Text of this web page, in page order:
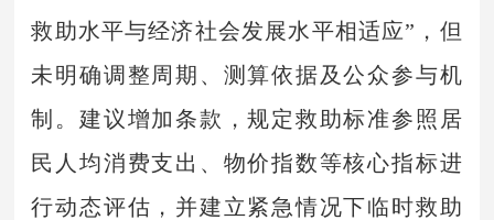
救助水平与经济社会发展水平相适应”，但
未明确调整周期、测算依据及公众参与机
制。建议增加条款，规定救助标准参照居
民人均消费支出、物价指数等核心指标进
行动态评估，并建立紧急情况下临时救助